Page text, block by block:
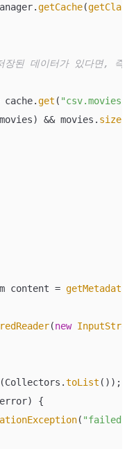
getCache(getClass
된 데이터가 있다면, 즉시
cache.
get ( "csv.movies"
&& movies. size
content =
(new
(Collectors.toList ());
error) {
( "failed